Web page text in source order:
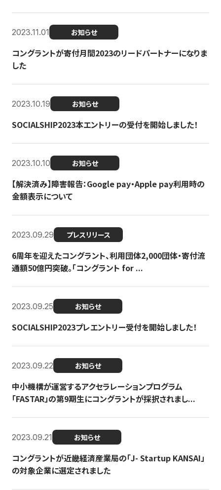
2023.11.01 お知らせ
コングラントが寄付月間2023のリードパートナーになりま
した
2023.10.19 お知らせ
SOCIALSHIP2023本エントリーの受付を開始しました！
2023.10.10 お知らせ
【解決済み】障害報告：Google pay・Apple pay利用時の
金額表示について
2023.09.29 プレスリリース
6周年を迎えたコングラント、利用団体2,000団体・寄付流
通額50億円突破。「コングラント for ...
2023.09.25 お知らせ
SOCIALSHIP2023プレエントリー受付を開始しました！
2023.09.22 お知らせ
中小機構が運営するアクセラレーションプログラム
「FASTAR」の第9期生にコングラントが採択されまし...
2023.09.21 お知らせ
コングラントが近畿経済産業局の「J- Startup KANSAI」
の対象企業に選定されました